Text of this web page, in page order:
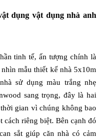
dụng vật dụng nhà anh
tinh tế, ấn tượng chính là
mẫu thiết kế nhà 5x10m
sử dụng màu trắng nhẹ
sang trọng, đây là hai
gian vì chúng không bao
riêng biệt. Bên cạnh đó
sắt giúp căn nhà có cảm